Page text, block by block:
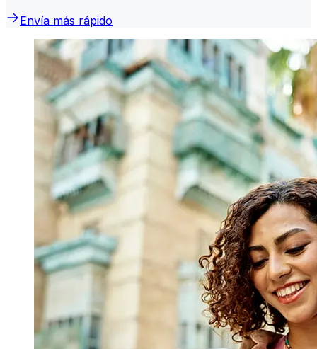
Envía más rápido